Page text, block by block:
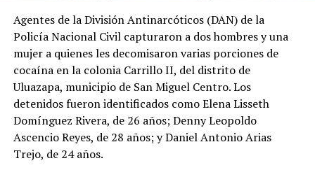
Agentes de la División Antinarcóticos (DAN) de la
Policía Nacional Civil capturaron a dos hombres y una
mujer a quienes les decomisaron varias porciones de
cocaína en la colonia Carrillo II, del distrito de
Uluazapa, municipio de San Miguel Centro. Los
detenidos fueron identificados como Elena Lisseth
Domínguez Rivera, de 26 años; Denny Leopoldo
Ascencio Reyes, de 28 años; y Daniel Antonio Arias
Trejo, de 24 años.